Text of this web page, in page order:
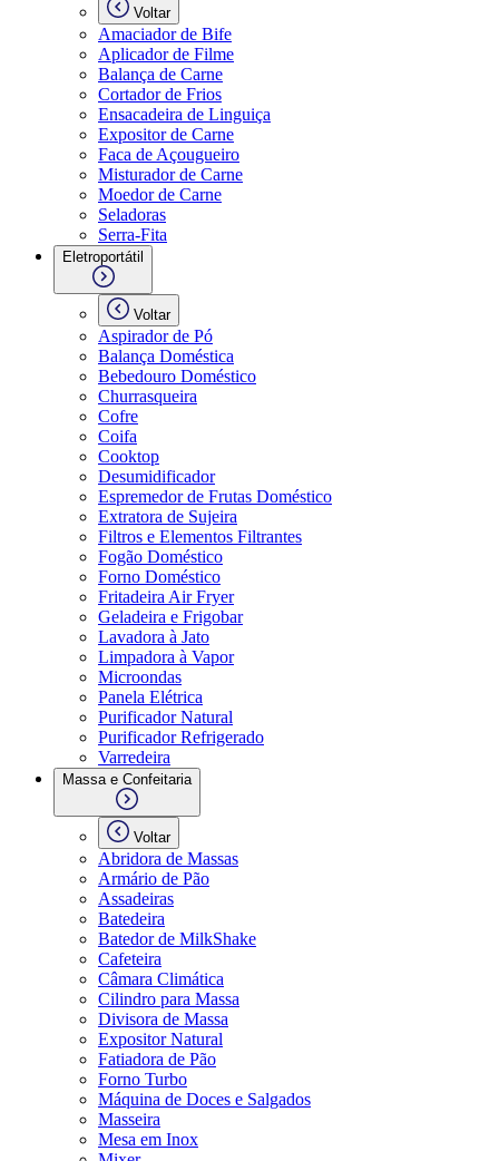
Voltar
Amaciador de Bife
Aplicador de Filme
Balança de Carne
Cortador de Frios
Ensacadeira de Linguiça
Expositor de Carne
Faca de Açougueiro
Misturador de Carne
Moedor de Carne
Seladoras
Serra-Fita
Eletroportátil
Voltar
Aspirador de Pó
Balança Doméstica
Bebedouro Doméstico
Churrasqueira
Cofre
Coifa
Cooktop
Desumidificador
Espremedor de Frutas Doméstico
Extratora de Sujeira
Filtros e Elementos Filtrantes
Fogão Doméstico
Forno Doméstico
Fritadeira Air Fryer
Geladeira e Frigobar
Lavadora à Jato
Limpadora à Vapor
Microondas
Panela Elétrica
Purificador Natural
Purificador Refrigerado
Varredeira
Massa e Confeitaria
Voltar
Abridora de Massas
Armário de Pão
Assadeiras
Batedeira
Batedor de MilkShake
Cafeteira
Câmara Climática
Cilindro para Massa
Divisora de Massa
Expositor Natural
Fatiadora de Pão
Forno Turbo
Máquina de Doces e Salgados
Masseira
Mesa em Inox